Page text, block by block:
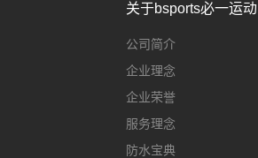
关于bsports必一运动
公司简介
企业理念
企业荣誉
服务理念
防水宝典